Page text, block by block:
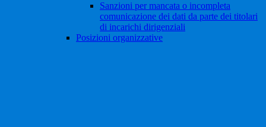
Sanzioni per mancata o incompleta
comunicazione dei dati da parte dei titolari
di incarichi dirigenziali
Posizioni organizzative